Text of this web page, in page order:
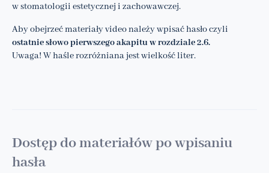
w stomatologii estetycznej i zachowawczej.
Aby obejrzeć materiały video należy wpisać hasło czyli
ostatnie słowo pierwszego akapitu w rozdziale 2.6.
Uwaga! W haśle rozróżniana jest wielkość liter.
Dostęp do materiałów po wpisaniu
hasła